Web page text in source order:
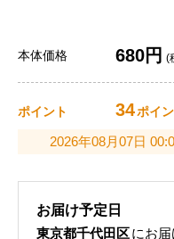
本体価格 680円 (
ポイント 34ポイ
2026年08月07日
お届け予定日
東京都千代田区にお